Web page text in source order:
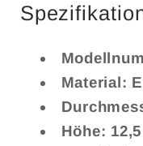
Material:
Höhe: